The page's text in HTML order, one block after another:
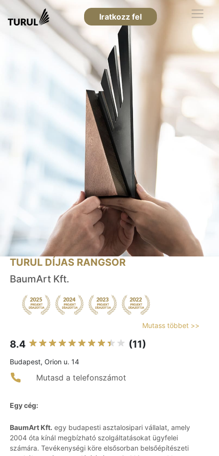
Iratkozz fel
TURUL DÍJAS RANGSOR
BaumArt Kft.
Mutass többet >>
8.4 (11)
Budapest, Orion u. 14
Mutasd a telefonszámot
Egy cég:
BaumArt Kft. egy budapesti asztalosipari vállalat, amely
2004 óta kínál megbízható szolgáltatásokat ügyfelei
számára. Tevékenységi köre elsősorban belsőépítészeti